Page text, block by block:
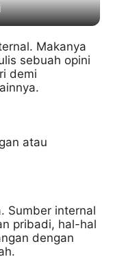
Makanya
sebuah opini
demi
atau
Sumber internal
pribadi, hal-hal
dengan